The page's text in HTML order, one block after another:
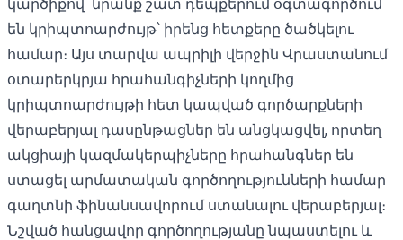
կարծիքով՝ նրանք շատ դեպքերում օգտագործում
են կրիպտոարժույթ՝ իրենց հետքերը ծածկելու
համար։ Այս տարվա ապրիլի վերջին Վրաստանում
օտարերկրյա հրահանգիչների կողմից
կրիպտոարժույթի հետ կապված գործարքների
վերաբերյալ դասընթացներ են անցկացվել, որտեղ
ակցիայի կազմակերպիչները հրահանգներ են
ստացել արմատական ​​գործողությունների համար
գաղտնի ֆինանսավորում ստանալու վերաբերյալ։
Նշված հանցավոր գործողությանը նպաստելու և